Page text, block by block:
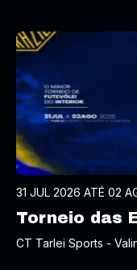
31 JUL 2026 ATÉ 02
Torneio das
CT Tarlei Sports -